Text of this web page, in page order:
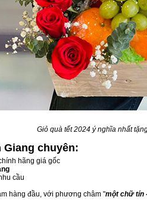
Giỏ quà tết 2024 ý nghĩa nhất
Giang chuyên:
hãng giá gốc
cầu
hàng đầu, với phương châm "một chữ tín